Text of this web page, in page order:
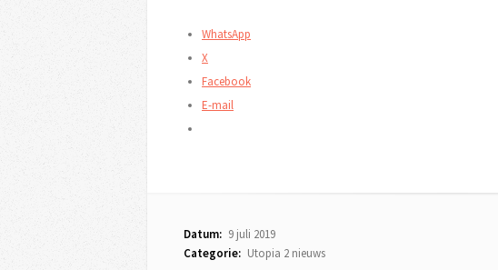
WhatsApp
X
Facebook
E-mail
Datum: 9 juli 2019
Categorie: Utopia 2 nieuws